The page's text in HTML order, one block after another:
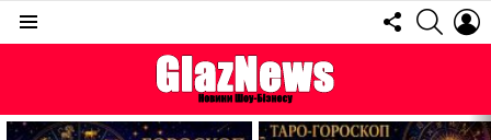
FOLLOW
US
ОСТАННІ